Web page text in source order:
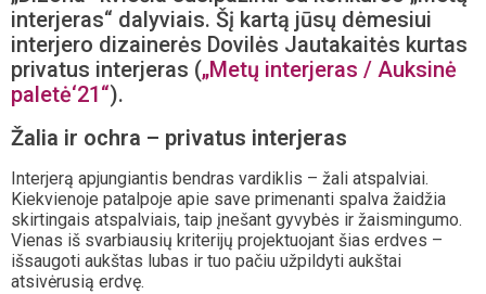
interjeras“ dalyviais. Šį kartą jūsų dėmesiui
interjero dizainerės Dovilės Jautakaitės kurtas
privatus interjeras („Metų interjeras / Auksinė
paletė‘21“).
Žalia ir ochra – privatus interjeras
Interjerą apjungiantis bendras vardiklis – žali atspalviai.
Kiekvienoje patalpoje apie save primenanti spalva žaidžia
skirtingais atspalviais, taip įnešant gyvybės ir žaismingumo.
Vienas iš svarbiausių kriterijų projektuojant šias erdves –
išsaugoti aukštas lubas ir tuo pačiu užpildyti aukštai
atsivėrusią erdvę.